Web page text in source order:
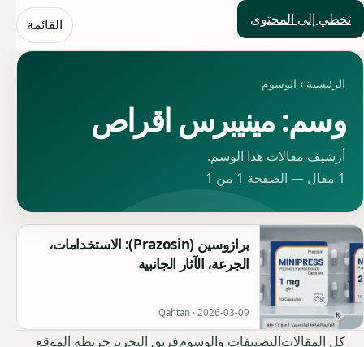
تخطي إلى المحتوى
حلول العالم القائمة
الرئيسية › الوسوم
وسم: مينيبرس اقراص
أرشيف مقالات هذا الوسم.
1 مقال — الصفحة 1 من 1
برازوسين (Prazosin): الاستخدامات،
الجرعة، الآثار الجانبية
Qahtan · 2026-03-09
كل المقالاتالتصنيفات والوسومفريق التحرير خريطة الموقع